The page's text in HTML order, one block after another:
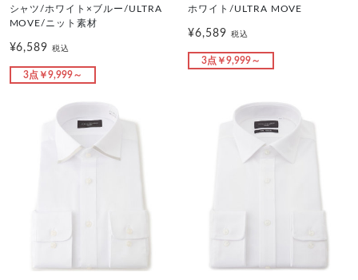
シャツ/ホワイト×ブルー/ULTRA
MOVE/ニット素材
¥6,589税込
3点￥9,999～
ホワイト/ULTRA MOVE
¥6,589 税込
3点￥9,999～